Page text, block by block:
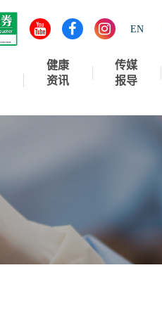
EN
健康
资讯
传媒
报导